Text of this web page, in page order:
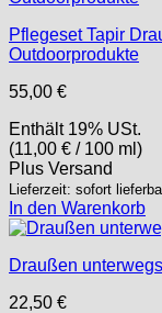
Pflegeset Tapir
Outdoorprodukte
55,00 €
Enthält 19% USt.
(11,00 € / 100 ml)
Plus Versand
Lieferzeit: sofort
In den Warenkorb
Draußen
22,50 €